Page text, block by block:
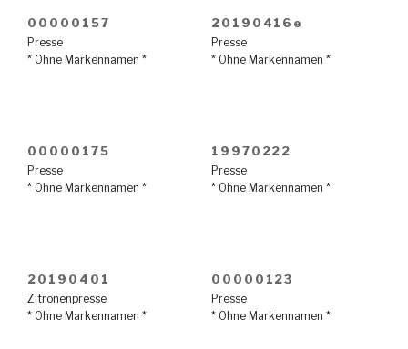
00000157
Presse
* Ohne Markennamen *
20190416e
Presse
* Ohne Markennamen *
00000175
Presse
* Ohne Markennamen *
19970222
Presse
* Ohne Markennamen *
20190401
Zitronenpresse
* Ohne Markennamen *
00000123
Presse
* Ohne Markennamen *